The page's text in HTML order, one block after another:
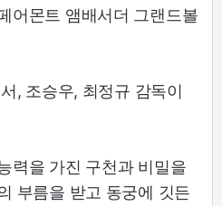
어몬트 앰배서더 그랜드볼
, 조승우, 최정규 감독이
력을 가진 구천과 비밀을
부름을 받고 동궁에 깃든